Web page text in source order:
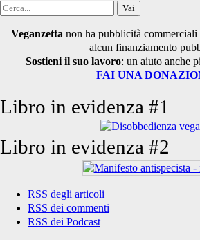
Cerca
Veganzetta non ha pubblicità
alcun finanziamento
Sostieni il suo lavoro: un aiuto anche
FAI UNA
Libro in evidenza #1
Libro in evidenza #2
RSS degli articoli
RSS dei commenti
RSS dei Podcast